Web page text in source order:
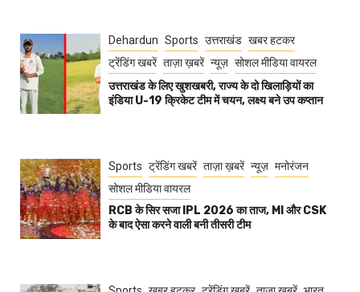
Dehardun Sports उत्तराखंड खबर हटकर
ट्रेंडिंग खबरें ताज़ा ख़बरें न्यूज़ सोशल मीडिया वायरल
उत्तराखंड के लिए खुशखबरी, राज्य के दो खिलाड़ियों का
इंडिया U-19 क्रिकेट टीम में चयन, लक्ष्य बने उप कप्तान
Sports ट्रेंडिंग खबरें ताज़ा ख़बरें न्यूज़ मनोरंजन
सोशल मीडिया वायरल
RCB के सिर सजा IPL 2026 का ताज, MI और CSK
के बाद ऐसा करने वाली बनी तीसरी टीम